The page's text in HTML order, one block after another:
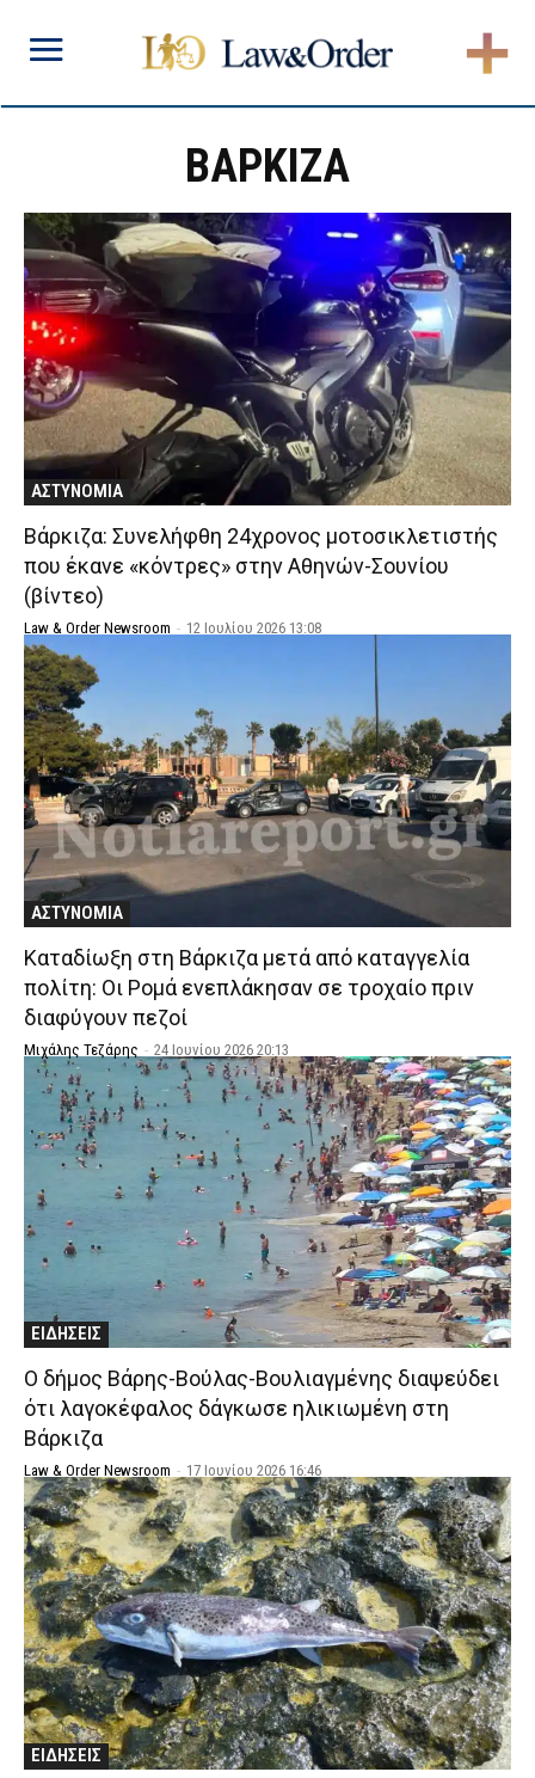
ΒΑΡΚΙΖΑ
ΑΣΤΥΝΟΜΙΑ
Βάρκιζα: Συνελήφθη 24χρονος μοτοσικλετιστής
που έκανε «κόντρες» στην Αθηνών-Σουνίου
(βίντεο)
Law & Order Newsroom - 12 Ιουλίου 2026 13:08
ΑΣΤΥΝΟΜΙΑ
Καταδίωξη στη Βάρκιζα μετά από καταγγελία
πολίτη: Οι Ρομά ενεπλάκησαν σε τροχαίο πριν
διαφύγουν πεζοί
Μιχάλης Τεζάρης - 24 Ιουνίου 2026 20:13
ΕΙΔΗΣΕΙΣ
Ο δήμος Βάρης-Βούλας-Βουλιαγμένης διαψεύδει
ότι λαγοκέφαλος δάγκωσε ηλικιωμένη στη
Βάρκιζα
Law & Order Newsroom - 17 Ιουνίου 2026 16:46
ΕΙΔΗΣΕΙΣ